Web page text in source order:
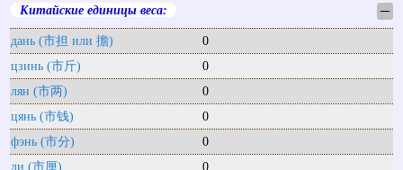
Китайские единицы веса: ─
дань (市担 или 擔)
0
цзинь (市斤)
0
лян (市两)
0
цянь (市钱)
0
фэнь (市分)
0
ли (市厘)
0